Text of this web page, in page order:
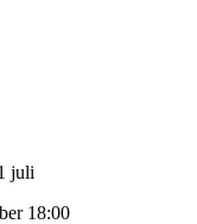
juli
18:00